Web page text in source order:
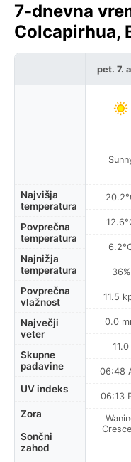
7-dnevna
Najvišja
temperatura
Povprečna
temperatura
Najnižja
temperatura
Povprečna
vlažnost
Največji
veter
Skupne
padavine
UV indeks
Zora
Sončni
zahod
pet. 7.
36%
11.5
0.0
11.0
06:48
06:13